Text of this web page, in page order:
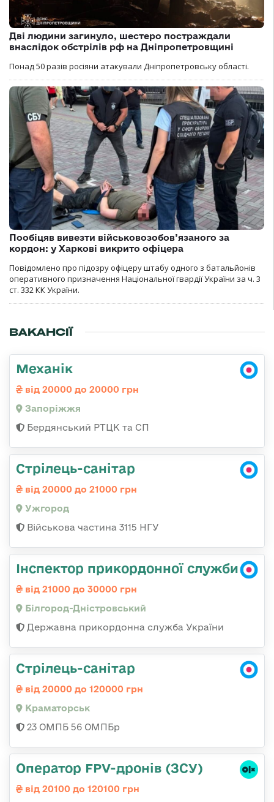
Дві людини загинуло, шестеро постраждали
внаслідок обстрілів рф на Дніпропетровщині
Понад 50 разів росіяни атакували Дніпропетровську області.
Пообіцяв вивезти військовозобов’язаного за
кордон: у Харкові викрито офіцера
Повідомлено про підозру офіцеру штабу одного з батальйонів
оперативного призначення Національної гвардії України за ч. 3
ст. 332 КК України.
ВАКАНСІЇ
Механік
від 20000 до 20000 грн
Запоріжжя
Бердянський РТЦК та СП
Стрілець-санітар
від 20000 до 21000 грн
Ужгород
Військова частина 3115 НГУ
Інспектор прикордонної служби
від 21000 до 30000 грн
Білгород-Дністровський
Державна прикордонна служба України
Стрілець-санітар
від 20000 до 120000 грн
Краматорськ
23 ОМПБ 56 ОМПБр
Оператор FPV-дронів (ЗСУ)
від 20100 до 120100 грн